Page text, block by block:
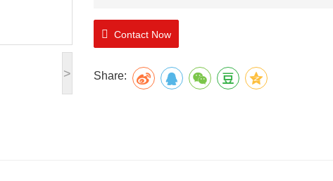
>
Contact Now
Share: